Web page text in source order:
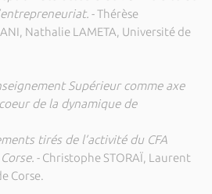
- Thérèse
Nathalie LAMETA, Université de
Supérieur comme axe
de la dynamique de
tirés de l’activité du CFA
- Christophe STORAÏ, Laurent
Corse.